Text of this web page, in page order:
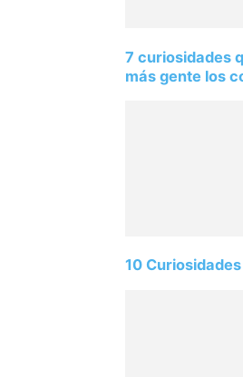
7 curiosidades
más gente los
10